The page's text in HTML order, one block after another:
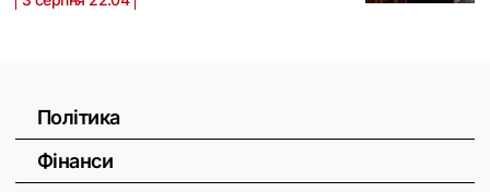
Політика
Фінанси